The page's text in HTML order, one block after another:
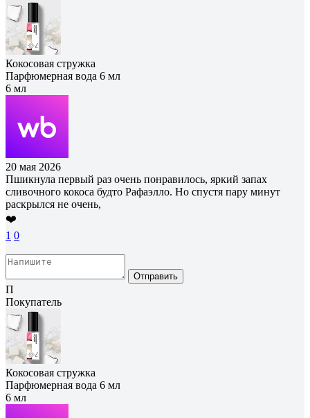
Кокосовая стружка
Парфюмерная вода 6 мл
6 мл
20 мая 2026
Пшикнула первый раз очень понравилось, яркий запах
сливочного кокоса будто Рафаэлло. Но спустя пару минут
раскрылся не очень,
❤️
1 0
Отправить
П
Покупатель
Кокосовая стружка
Парфюмерная вода 6 мл
6 мл